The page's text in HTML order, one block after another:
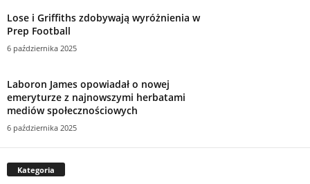
Lose i Griffiths zdobywają wyróżnienia w
Prep Football
6 października 2025
Laboron James opowiadał o nowej
emeryturze z najnowszymi herbatami
mediów społecznościowych
6 października 2025
Kategoria